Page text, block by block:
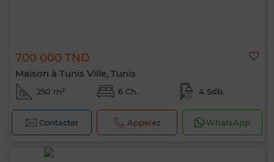
700 000 TND
Maison à Tunis Ville, Tunis
250 m² 6 Ch. 4 Sdb.
Contacter Appelez WhatsApp